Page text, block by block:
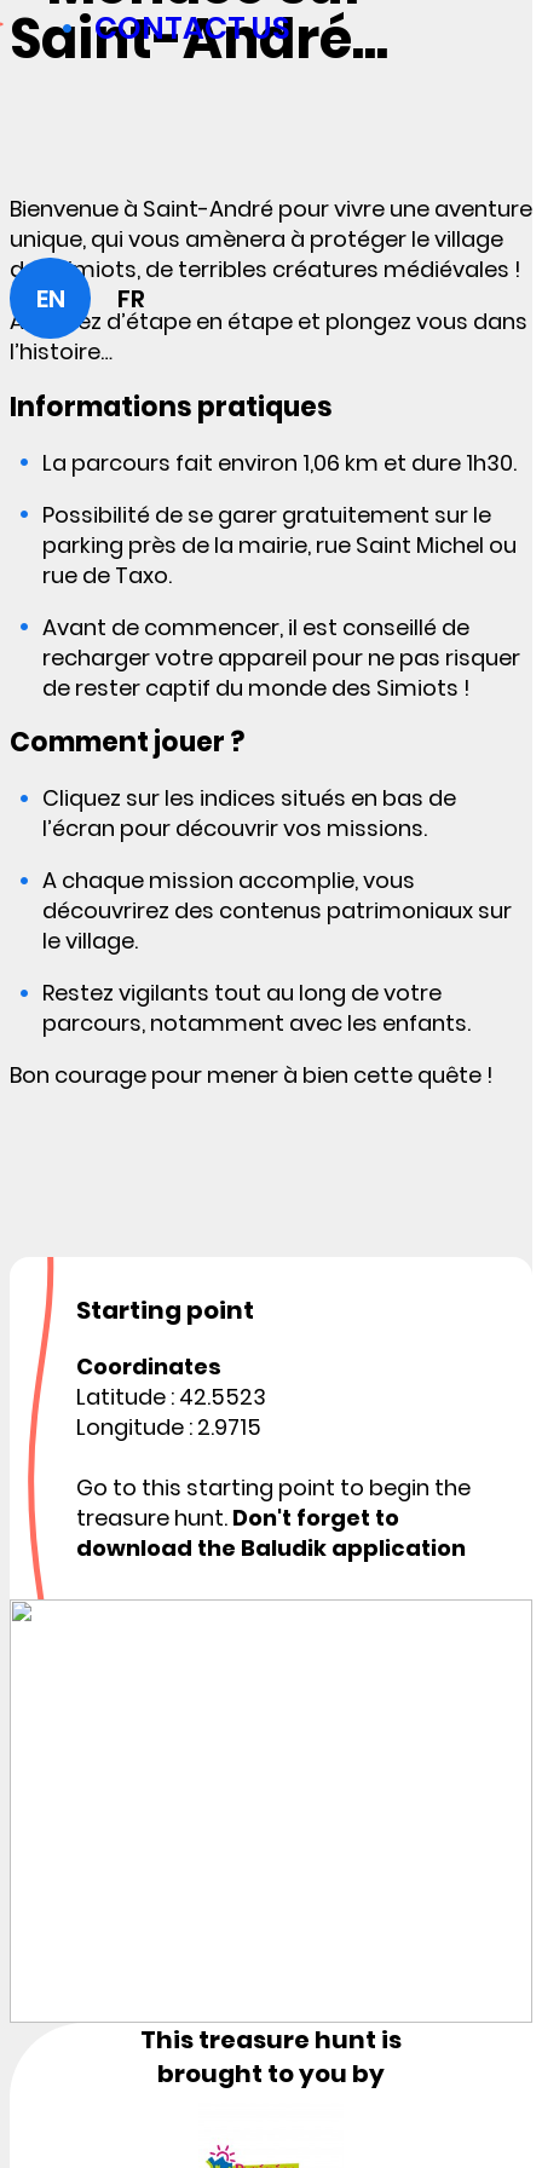
CONTACT US
EN FR
Saint-André...
Bienvenue à Saint-André pour vivre une aventure
unique, qui vous amènera à protéger le village
des Simiots, de terribles créatures médiévales !
Avancez d’étape en étape et plongez vous dans
l’histoire…
Informations pratiques
La parcours fait environ 1,06 km et dure 1h30.
Possibilité de se garer gratuitement sur le
parking près de la mairie, rue Saint Michel ou
rue de Taxo.
Avant de commencer, il est conseillé de
recharger votre appareil pour ne pas risquer
de rester captif du monde des Simiots !
Comment jouer ?
Cliquez sur les indices situés en bas de
l’écran pour découvrir vos missions.
A chaque mission accomplie, vous
découvrirez des contenus patrimoniaux sur
le village.
Restez vigilants tout au long de votre
parcours, notamment avec les enfants.
Bon courage pour mener à bien cette quête !
Starting point
Coordinates
Latitude : 42.5523
Longitude : 2.9715
Go to this starting point to begin the
treasure hunt. Don't forget to
download the Baludik application
This treasure hunt is
brought to you by